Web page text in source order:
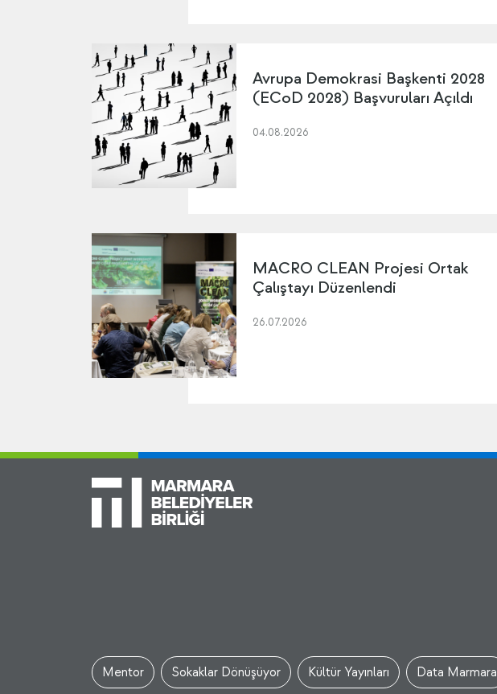
Avrupa Demokrasi Başkenti 2028
(ECoD 2028) Başvuruları Açıldı
04.08.2026
MACRO CLEAN Projesi Ortak
Çalıştayı Düzenlendi
26.07.2026
Mentor Sokaklar Dönüşüyor Kültür Yayınları Data Marmara